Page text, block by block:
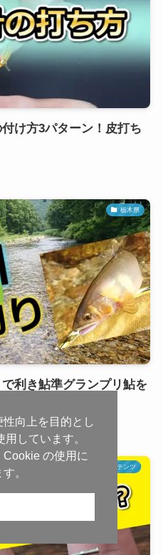
け方3パターン！皮打ち
栃木県
利き鮎準グランプリ鮎を
鮎釣り入門向けコンテンツ
向上を目的とし
しています。
の使用に
。